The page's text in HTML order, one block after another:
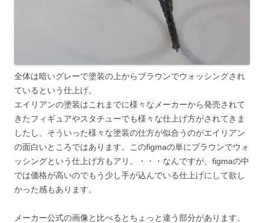
全体は暗いグレーで塗装の上からブラウンでウォッシングされ
ているという仕上げ。
エイリアンの塗装はこれまでに様々なメーカーから発売されて
きたフィギュアやスタチューでも様々な仕上げ方がされてきま
したし、そういった様々な塗装の仕方が似合うのがエイリアン
の面白いところではあります。このfigmaの単にブラウンでウォ
ッシングという仕上げ方もアリ。・・・なんですが、figmaの中
では価格が高いのでもう少し手が込んでいる仕上げにして欲し
かった感もあります。
メーカー公式の画像と比べるとちょっと違う部分があります。